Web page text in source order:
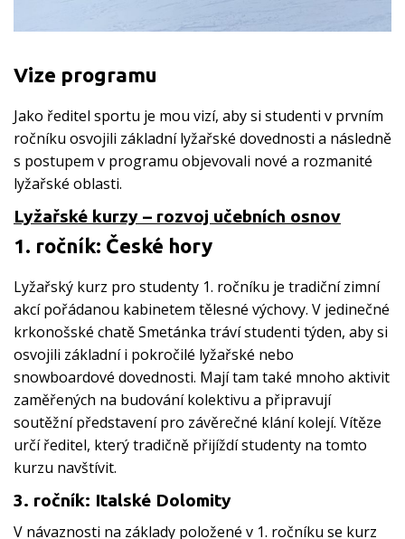
Vize programu
Jako ředitel sportu je mou vizí, aby si studenti v prvním
ročníku osvojili základní lyžařské dovednosti a následně
s postupem v programu objevovali nové a rozmanité
lyžařské oblasti.
Lyžařské kurzy – rozvoj učebních osnov
1. ročník: České hory
Lyžařský kurz pro studenty 1. ročníku je tradiční zimní
akcí pořádanou kabinetem tělesné výchovy. V jedinečné
krkonošské chatě Smetánka tráví studenti týden, aby si
osvojili základní i pokročilé lyžařské nebo
snowboardové dovednosti. Mají tam také mnoho aktivit
zaměřených na budování kolektivu a připravují
soutěžní představení pro závěrečné klání kolejí. Vítěze
určí ředitel, který tradičně přijíždí studenty na tomto
kurzu navštívit.
3. ročník: Italské Dolomity
V návaznosti na základy položené v 1. ročníku se kurz